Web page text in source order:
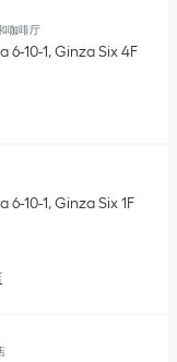
咖啡厅
6-10-1,Ginza Six 4F
6-10-1,Ginza Six 1F